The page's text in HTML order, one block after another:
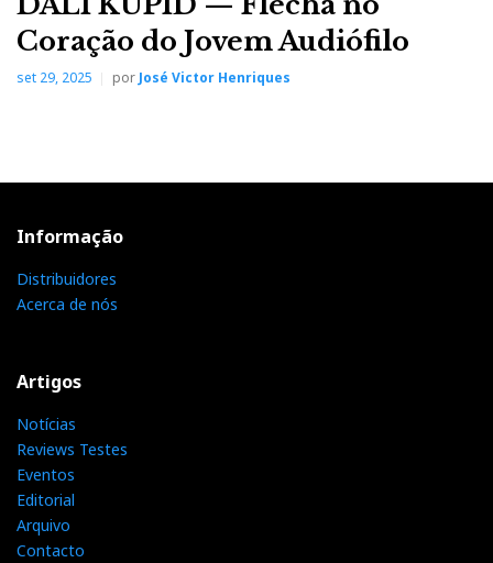
Coração do Jovem Audiófilo
set 29, 2025 por José Victor Henriques
Informação
Distribuidores
Acerca de nós
Artigos
Notícias
Reviews Testes
Eventos
Editorial
Arquivo
Contacto